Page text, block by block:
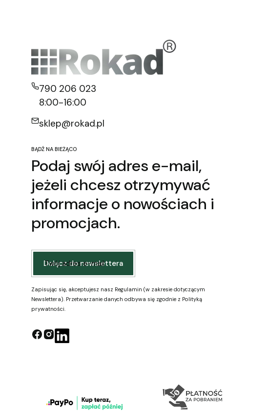
790 206 023
8:00-16:00
sklep@rokad.pl
BĄDŹ NA BIEŻĄCO
Podaj swój adres e-mail,
jeżeli chcesz otrzymywać
informacje o nowościach i
promocjach.
Twój adres e-mail
Dołącz do newslettera
Zapisując się, akceptujesz nasz Regulamin (w zakresie dotyczącym
Newslettera). Przetwarzanie danych odbywa się zgodnie z Polityką
prywatności.